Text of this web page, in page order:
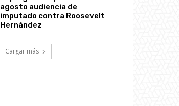
agosto audiencia de
imputado contra Roosevelt
Hernández
Cargar más